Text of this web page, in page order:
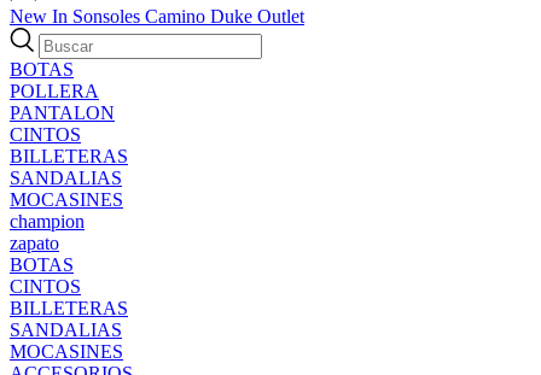
New In Sonsoles Camino Duke Outlet
BOTAS
POLLERA
PANTALON
CINTOS
BILLETERAS
SANDALIAS
MOCASINES
champion
zapato
BOTAS
CINTOS
BILLETERAS
SANDALIAS
MOCASINES